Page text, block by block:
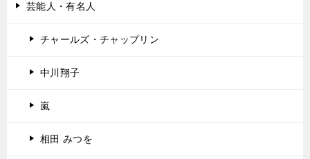
芸能人・有名人
チャールズ・チャップリン
中川翔子
嵐
相田 みつを